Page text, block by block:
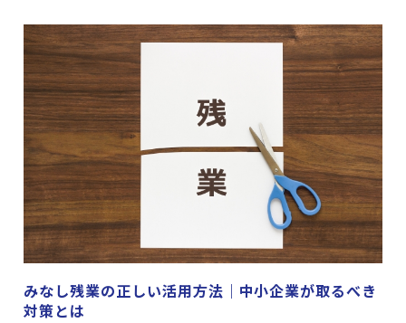
みなし残業の正しい活用方法｜中小企業が取るべき
対策とは